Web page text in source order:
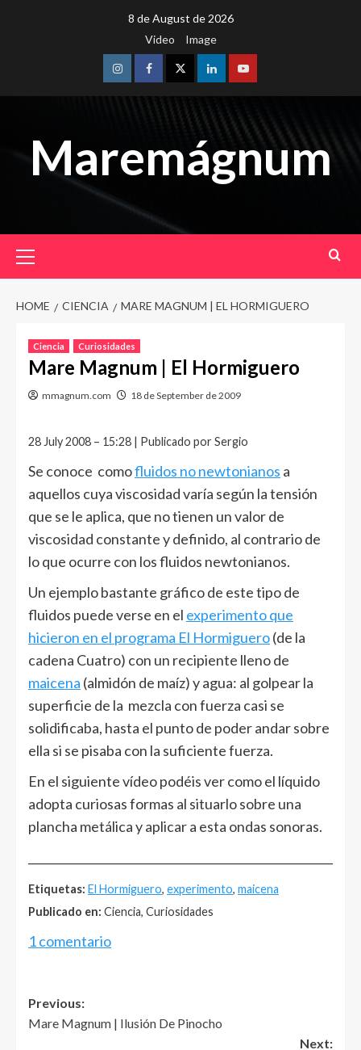
8 de August de 2026
Video
Image
InstagramFacebookTwitterLinkedinYoutube
Maremágnum
Menu
HOME CIENCIA MARE MAGNUM | EL HORMIGUERO
Ciencia Curiosidades
Mare Magnum | El Hormiguero
mmagnum.com 18 de September de 2009
28 July 2008 – 15:28 | Publicado por Sergio
Se conoce comofluidos no newtonianos a
aquellos cuya viscosidad varía según la tensión
que se le aplica, que no tienen un valor de
viscosidad constante y definido, al contrario de
lo que ocurre con los fluidos newtonianos.
Un ejemplo bastante gráfico de este tipo de
fluidos puede verse en el experimento que
hicieron en el programa El Hormiguero(de la
cadena Cuatro) con un recipiente lleno de
maicena (almidón de maíz) y agua: al golpear la
superficie de la mezcla con fuerza casi se
solidificaba, hasta el punto de poder andar sobre
ella si se pisaba con la suficiente fuerza.
En el siguiente vídeo podéis ver como el líquido
adopta curiosas formas al situarlo sobre una
plancha metálica y aplicar a esta ondas sonoras.
Etiquetas: El Hormiguero, experimento, maicena
Publicado en: Ciencia, Curiosidades
1 comentario
Post
navigation
Previous:
Mare Magnum | Ilusión De Pinocho
Next: